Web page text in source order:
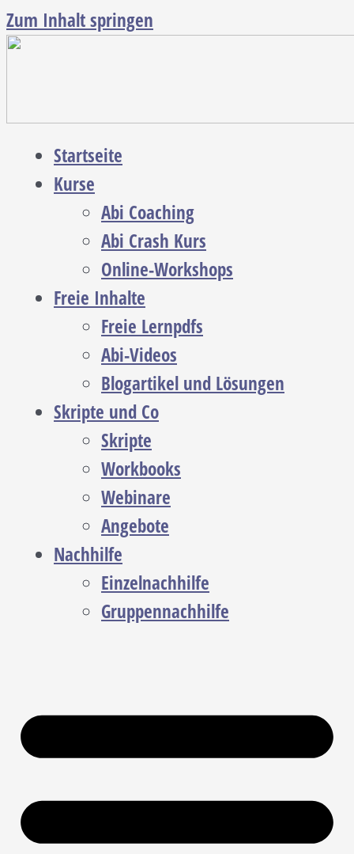
Zum Inhalt springen
Startseite
Kurse
Abi Coaching
Abi Crash Kurs
Online-Workshops
Freie Inhalte
Freie Lernpdfs
Abi-Videos
Blogartikel und Lösungen
Skripte und Co
Skripte
Workbooks
Webinare
Angebote
Nachhilfe
Einzelnachhilfe
Gruppennachhilfe